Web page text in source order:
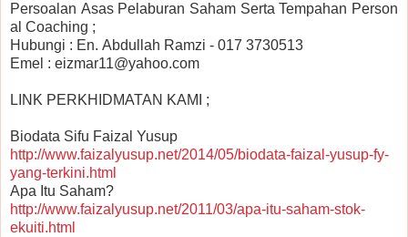
Persoalan Asas Pelaburan Saham Serta Tempahan Person
al Coaching ;
Hubungi : En. Abdullah Ramzi - 017 3730513
Emel : eizmar11@yahoo.com
LINK PERKHIDMATAN KAMI ;
Biodata Sifu Faizal Yusup
http://www.faizalyusup.net/2014/05/biodata-faizal-yusup-fy-
yang-terkini.html
Apa Itu Saham?
http://www.faizalyusup.net/2011/03/apa-itu-saham-stok-
ekuiti.html